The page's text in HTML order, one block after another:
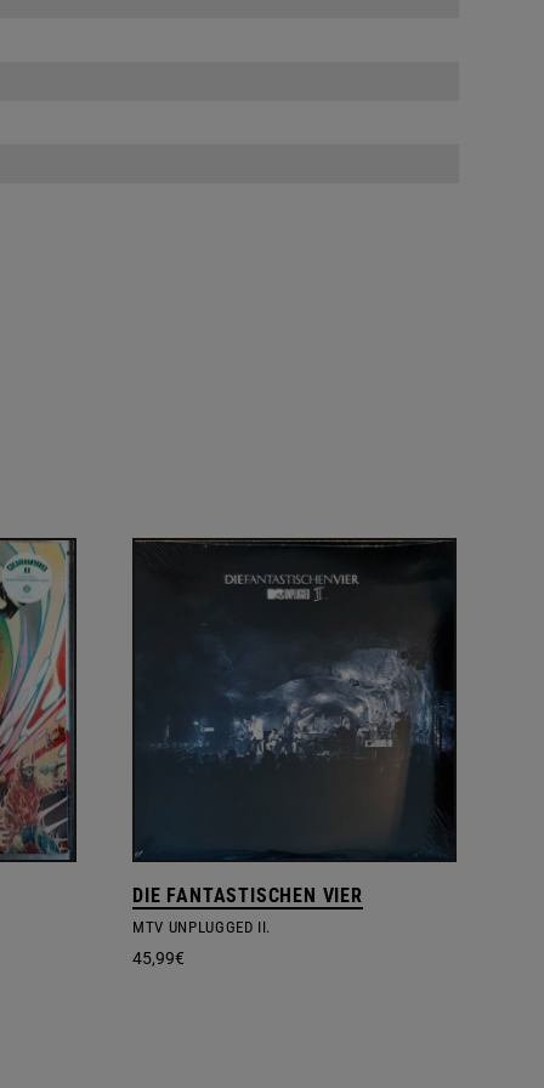
DIE FANTASTISCHEN VIER
MTV UNPLUGGED II.
45,99€